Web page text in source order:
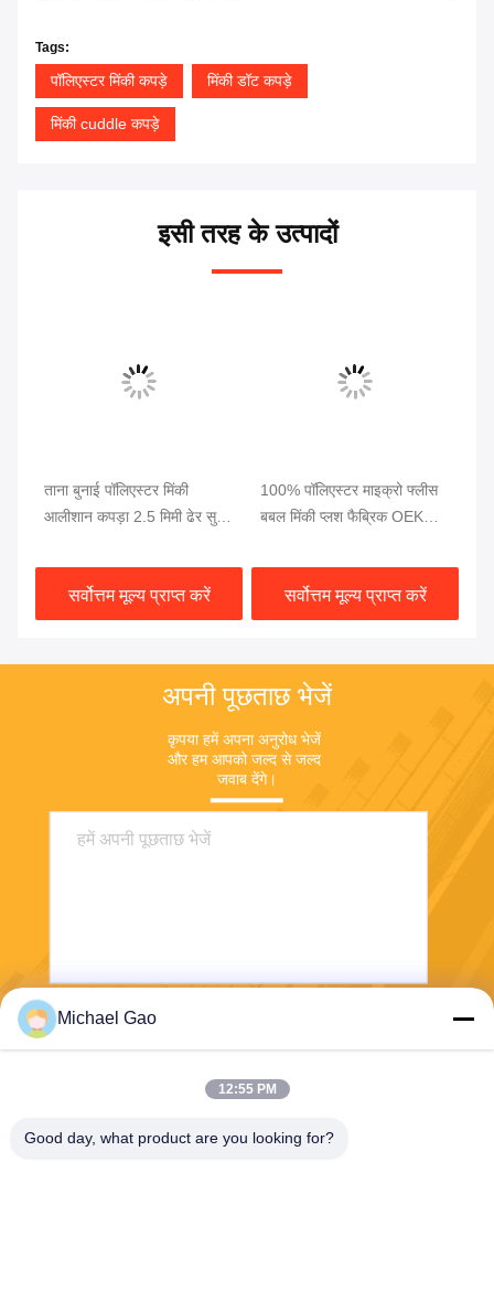
Tags:
पॉलिएस्टर मिंकी कपड़े मिंकी डॉट कपड़े
मिंकी cuddle कपड़े
इसी तरह के उत्पादों
ताना बुनाई पॉलिएस्टर मिंकी
आलीशान कपड़ा 2.5 मिमी ढेर सुपर
सर्वोत्तम मूल्य प्राप्त करें
100% पॉलिएस्टर माइक्रो फ्लीस
बबल मिंकी प्लश फैब्रिक OEKO
सर्वोत्तम मूल्य प्राप्त करें
अपनी पूछताछ भेजें
कृपया हमें अपना अनुरोध भेजें
और हम आपको जल्द से जल्द
जवाब देंगे।
Michael Gao
12:55 PM
Good day, what product are you looking for?